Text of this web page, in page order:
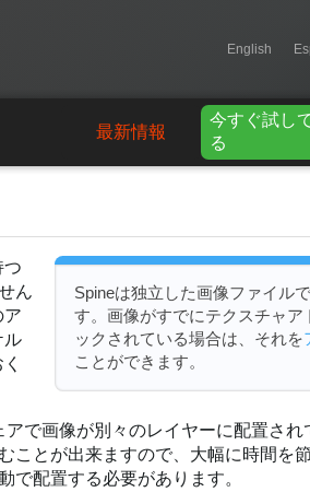
English
今すぐ試し
る
最新情報
Spineは独立した画像ファイル
す。画像がすでにテクスチャア
ックされている場合は、それを
ことができます。
つ
ん
ア
ル
で画像が別々のレイヤーに配置され
ことが出来ますので、大幅に時間を
で配置する必要があります。